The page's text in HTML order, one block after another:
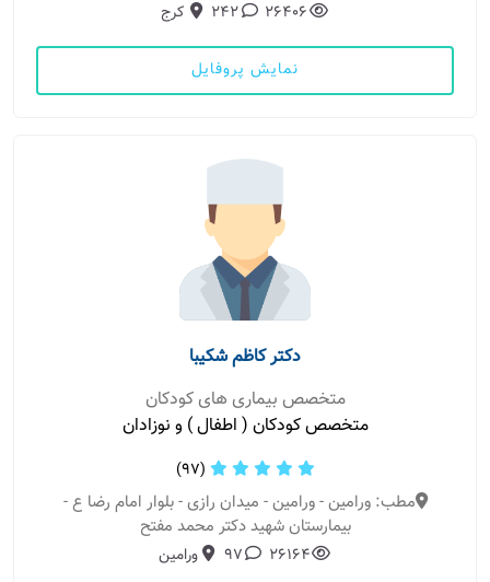
26406
242 کرج
نمایش پروفایل
دکتر کاظم شکیبا
متخصص بیماری های کودکان
متخصص کودکان ( اطفال ) و نوزادان
(97)
مطب: ورامین - ورامین - میدان رازی - بلوار امام رضا ع -
بیمارستان شهید دکتر محمد مفتح
26164
97 ورامین